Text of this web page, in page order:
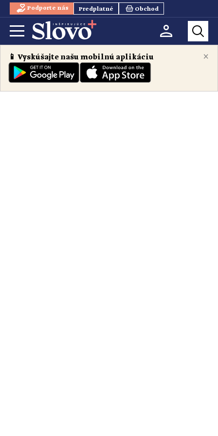
Podporte nás Predplatné Obchod
×
📱 Vyskúšajte našu mobilnú aplikáciu